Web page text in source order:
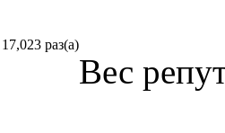
раз(а)
Вес